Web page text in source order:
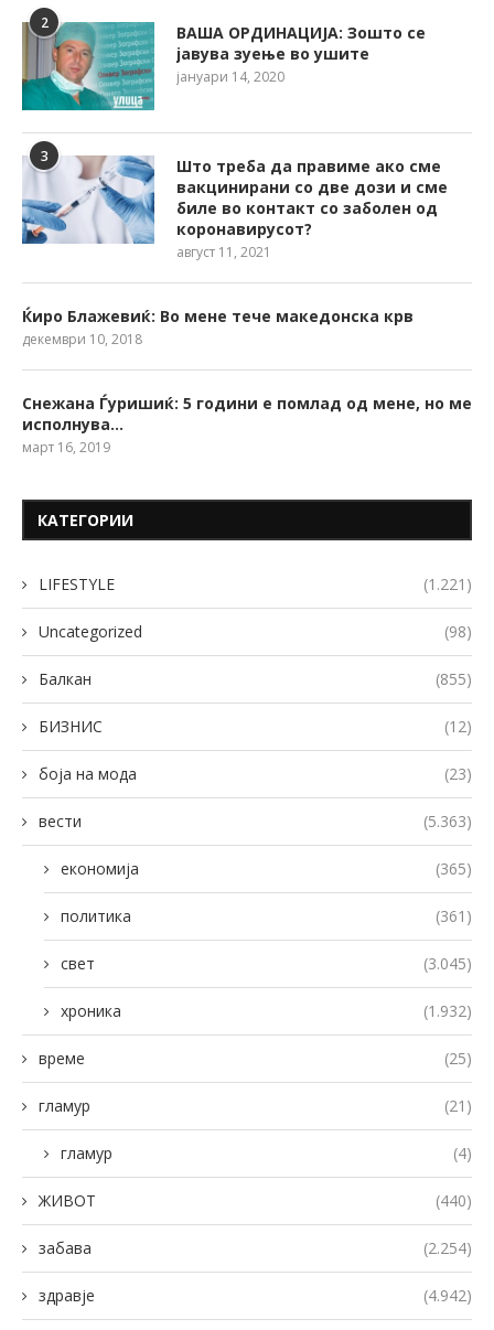
2
ВАША ОРДИНАЦИЈА: Зошто се
јавува зуење во ушите
јануари 14, 2020
3
Што треба да правиме ако сме
вакцинирани со две дози и сме
биле во контакт со заболен од
коронавирусот?
август 11, 2021
Ќиро Блажевиќ: Во мене тече македонска крв
декември 10, 2018
Снежана Ѓуришиќ: 5 години е помлад од мене, но ме
исполнува…
март 16, 2019
КАТЕГОРИИ
LIFESTYLE (1.221)
Uncategorized (98)
Балкан (855)
БИЗНИС (12)
боја на мода (23)
вести (5.363)
економија (365)
политика (361)
свет (3.045)
хроника (1.932)
време (25)
гламур (21)
гламур (4)
ЖИВОТ (440)
забава (2.254)
здравје (4.942)